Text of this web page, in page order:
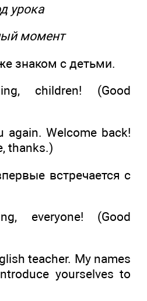
урока
момент
знаком с детьми.
children! (Good
Welcome back!
thanks.)
встречается с
everyone! (Good
teacher. My names
yourselves to